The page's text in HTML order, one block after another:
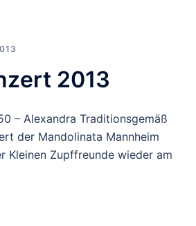
2013
– Alexandra Traditionsgemäß
der Mandolinata Mannheim
Kleinen Zupffreunde wieder am